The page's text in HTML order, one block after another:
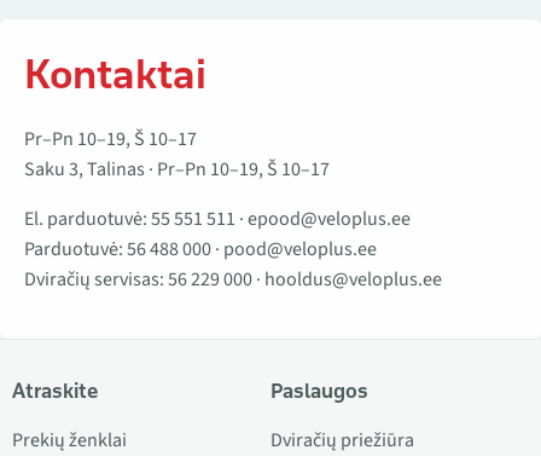
Kontaktai
Pr–Pn 10–19, Š 10–17
Saku 3, Talinas · Pr–Pn 10–19, Š 10–17
El. parduotuvė:55 551 511 ·epood@veloplus.ee
Parduotuvė:56 488 000· pood@veloplus.ee
Dviračių servisas:56 229 000· hooldus@veloplus.ee
Atraskite
Prekių ženklai
Paslaugos
Dviračių priežiūra